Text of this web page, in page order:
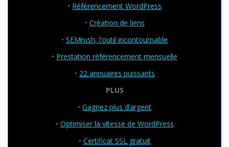
• Référencement WordPress
• Création de liens
• SEMrush, l’outil incontournable
• Prestation référencement mensuelle
• 22 annuaires puissants
PLUS
• Gagnez plus d’argent
• Optimiser la vitesse de WordPress
• Certificat SSL gratuit